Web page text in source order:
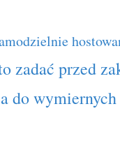
zadać przed
do wymiernych